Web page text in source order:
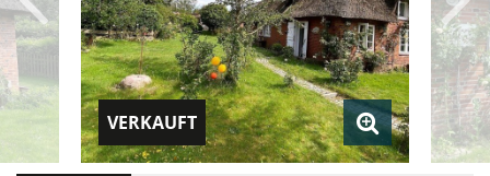
VERKAUFT